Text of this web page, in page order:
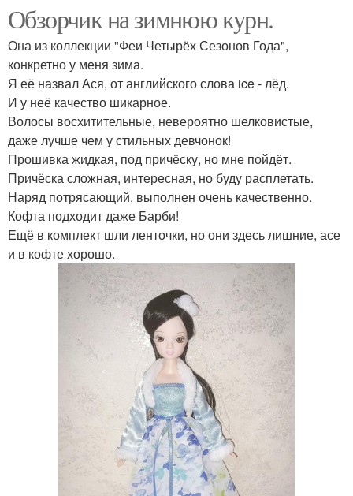
Обзорчик на зимнюю курн.
Она из коллекции "Феи Четырёх Сезонов Года",
конкретно у меня зима.
Я её назвал Ася, от английского слова ice - лёд.
И у неё качество шикарное.
Волосы восхитительные, невероятно шелковистые,
даже лучше чем у стильных девчонок!
Прошивка жидкая, под причёску, но мне пойдёт.
Причёска сложная, интересная, но буду расплетать.
Наряд потрясающий, выполнен очень качественно.
Кофта подходит даже Барби!
Ещё в комплект шли ленточки, но они здесь лишние, асе
и в кофте хорошо.